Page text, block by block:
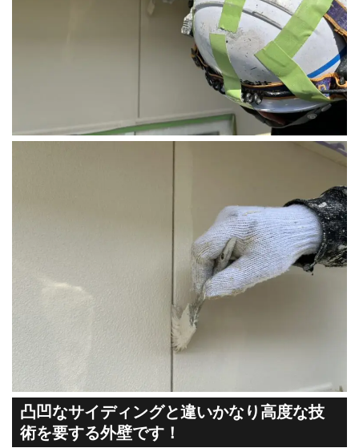
凸凹なサイディングと違いかなり高度な技
術を要する外壁です！